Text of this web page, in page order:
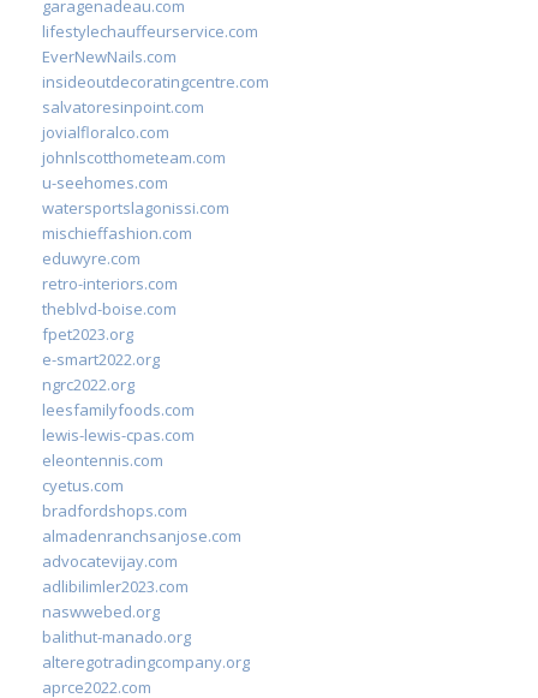
garagenadeau.com
lifestylechauffeurservice.com
EverNewNails.com
insideoutdecoratingcentre.com
salvatoresinpoint.com
jovialfloralco.com
johnlscotthometeam.com
u-seehomes.com
watersportslagonissi.com
mischieffashion.com
eduwyre.com
retro-interiors.com
theblvd-boise.com
fpet2023.org
e-smart2022.org
ngrc2022.org
leesfamilyfoods.com
lewis-lewis-cpas.com
eleontennis.com
cyetus.com
bradfordshops.com
almadenranchsanjose.com
advocatevijay.com
adlibilimler2023.com
naswwebed.org
balithut-manado.org
alteregotradingcompany.org
aprce2022.com